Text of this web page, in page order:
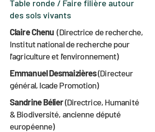
Table ronde / Faire filière autour
des sols vivants
Claire Chenu (Directrice de recherche,
Institut national de recherche pour
l'agriculture et l'environnement)
Emmanuel Desmaizières(Directeur
général, Icade Promotion)
Sandrine Bélier(Directrice, Humanité
& Biodiversité, ancienne député
européenne)